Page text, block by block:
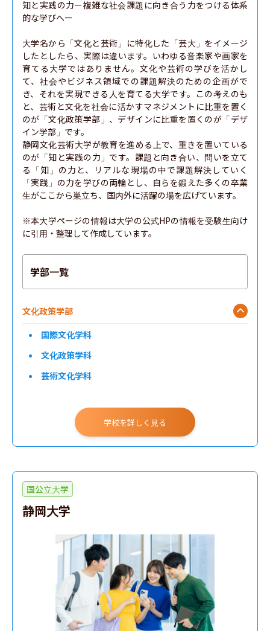
知と実践の力ー複雑な社会課題に向き合う力をつける体系
的な学びへー
大学名から「文化と芸術」に特化した「芸大」をイメージ
したとしたら、実際は違います。いわゆる音楽家や画家を
育てる大学ではありません。文化や芸術の学びを活かし
て、社会やビジネス領域での課題解決のための企画がで
き、それを実現できる人を育てる大学です。この考えのも
と、芸術と文化を社会に活かすマネジメントに比重を置く
のが「文化政策学部」、デザインに比重を置くのが「デザ
イン学部」です。
静岡文化芸術大学が教育を進める上で、重きを置いている
のが「知と実践の力」です。課題と向き合い、問いを立て
る「知」の力と、リアルな現場の中で課題解決していく
「実践」の力を学びの両輪とし、自らを鍛えた多くの卒業
生がここから巣立ち、国内外に活躍の場を広げています。
※本大学ページの情報は大学の公式HPの情報を受験生向け
に引用・整理して作成しています。
学部一覧
文化政策学部
国際文化学科
文化政策学科
芸術文化学科
学校を詳しく見る
国公立大学
静岡大学